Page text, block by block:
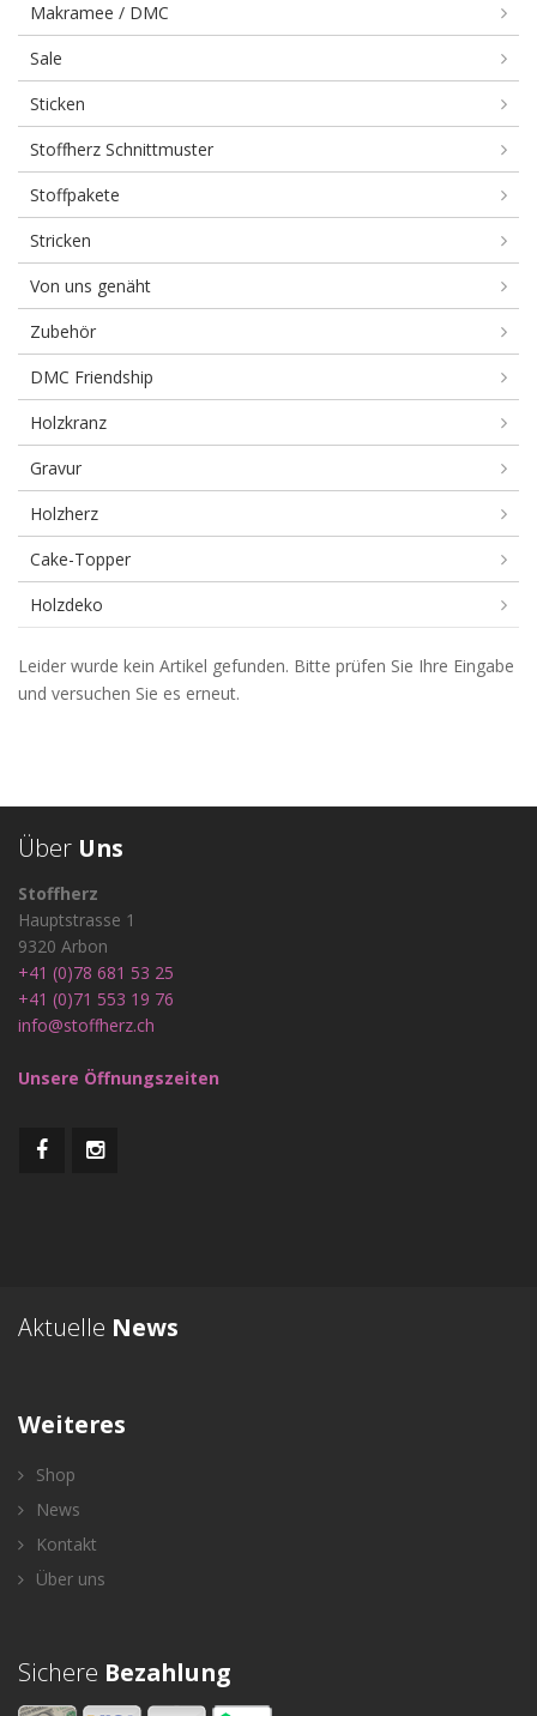
Makramee / DMC
Sale
Sticken
Stoffherz Schnittmuster
Stoffpakete
Stricken
Von uns genäht
Zubehör
DMC Friendship
Holzkranz
Gravur
Holzherz
Cake-Topper
Holzdeko
Stoffe
Leider wurde kein Artikel gefunden. Bitte prüfen Sie Ihre Eingabe
und versuchen Sie es erneut.
Über Uns
Stoffherz
Hauptstrasse 1
9320 Arbon
+41 (0)78 681 53 25
+41 (0)71 553 19 76
info@stoffherz.ch
Unsere Öffnungszeiten
Aktuelle News
Weiteres
Shop
News
Kontakt
Über uns
Sichere Bezahlung